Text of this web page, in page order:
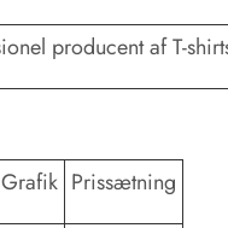
producent af T-
Grafik Prissætning